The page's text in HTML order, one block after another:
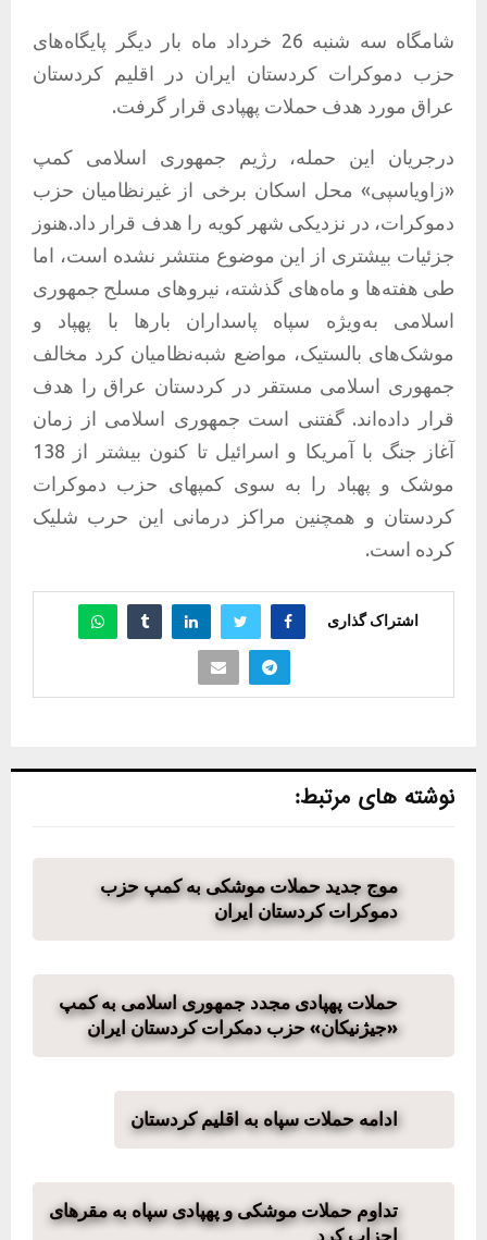
شامگاه سه شنبه 26 خرداد ماه بار دیگر پایگاه‌های
حزب دموکرات کردستان ایران در اقلیم کردستان
عراق مورد هدف حملات پهپادی قرار گرفت.
درجریان این حمله، رژیم جمهوری اسلامی کمپ
«زاویاسپی» محل اسکان برخی از غیرنظامیان حزب
دموکرات، در نزدیکی شهر کویه را هدف قرار داد.هنوز
جزئیات بیشتری از این موضوع منتشر نشده است، اما
طی هفته‌ها و ماه‌های گذشته، نیروهای مسلح جمهوری
اسلامی به‌‌ویژه سپاه پاسداران بارها با پهپاد و
موشک‌های بالستیک، مواضع شبه‌نظامیان کرد مخالف
جمهوری اسلامی مستقر در کردستان عراق را هدف
قرار داده‌اند. گفتنی است جمهوری اسلامی از زمان
آغاز جنگ با آمریکا و اسرائیل تا کنون بیشتر از 138
موشک و پهباد را به سوی کمپهای حزب دموکرات
کردستان و همچنین مراکز درمانی این حرب شلیک
کرده است.
اشتراک گذاری
نوشته های مرتبط:
موج جدید حملات موشکی به کمپ حزب
دموکرات کردستان ایران
حملات پهپادی مجدد جمهوری اسلامی به کمپ
«جیژنیکان» حزب دمکرات کردستان ایران
ادامه حملات سپاه به اقلیم کردستان
تداوم حملات موشکی و پهپادی سپاه به مقرهای
احزاب کرد